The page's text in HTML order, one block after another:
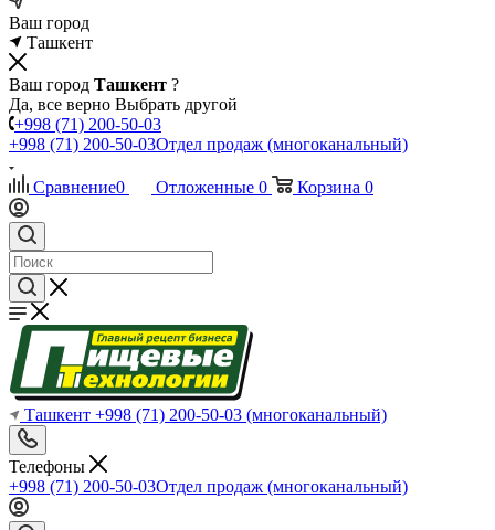
Ваш город
Ташкент
Ваш город Ташкент ?
Да, все верно Выбрать другой
+998 (71) 200-50-03
+998 (71) 200-50-03Отдел продаж (многоканальный)
Сравнение0 Отложенные 0 Корзина 0
Ташкент +998 (71) 200-50-03 (многоканальный)
Телефоны
+998 (71) 200-50-03Отдел продаж (многоканальный)